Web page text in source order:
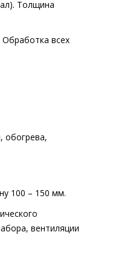
Толщина
Обработка всех
обогрева,
100 – 150 мм.
вентиляции